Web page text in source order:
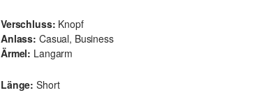
Verschluss: Knopf
Anlass: Casual, Business
Ärmel: Langarm
Länge: Short